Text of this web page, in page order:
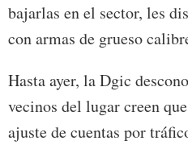
bajarlas en el sector, les
con armas de grueso
Hasta ayer, la Dgic
vecinos del lugar creen
ajuste de cuentas por